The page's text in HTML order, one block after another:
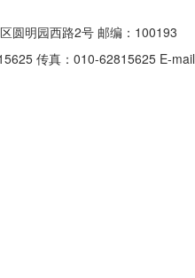
圆明园西路2号 邮编：100193
传真：010-62815625 E-